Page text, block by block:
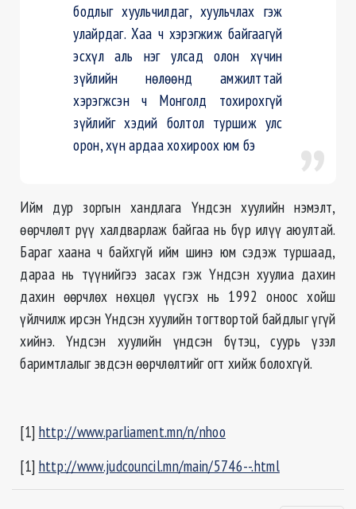
бодлыг хуульчилдаг, хуульчлах гэж
улайрдаг. Хаа ч хэрэгжиж байгаагүй
эсхүл аль нэг улсад олон хүчин
зүйлийн нөлөөнд амжилттай
хэрэгжсэн ч Монголд тохирохгүй
зүйлийг хэдий болтол туршиж улс
орон, хүн ардаа хохироох юм бэ
Ийм дур зоргын хандлага Үндсэн хуулийн нэмэлт,
өөрчлөлт рүү халдварлаж байгаа нь бүр илүү аюултай.
Бараг хаана ч байхгүй ийм шинэ юм сэдэж туршаад,
дараа нь түүнийгээ засах гэж Үндсэн хуулиа дахин
дахин өөрчлөх нөхцөл үүсгэх нь 1992 оноос хойш
үйлчилж ирсэн Үндсэн хуулийн тогтвортой байдлыг үгүй
хийнэ. Үндсэн хуулийн үндсэн бүтэц, суурь үзэл
баримтлалыг эвдсэн өөрчлөлтийг огт хийж болохгүй.
[1] http://www.parliament.mn/n/nhoo
[1] http://www.judcouncil.mn/main/5746--.html